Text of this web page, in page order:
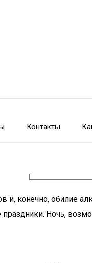
Контакты
и, конечно, обилие
праздники. Ночь,